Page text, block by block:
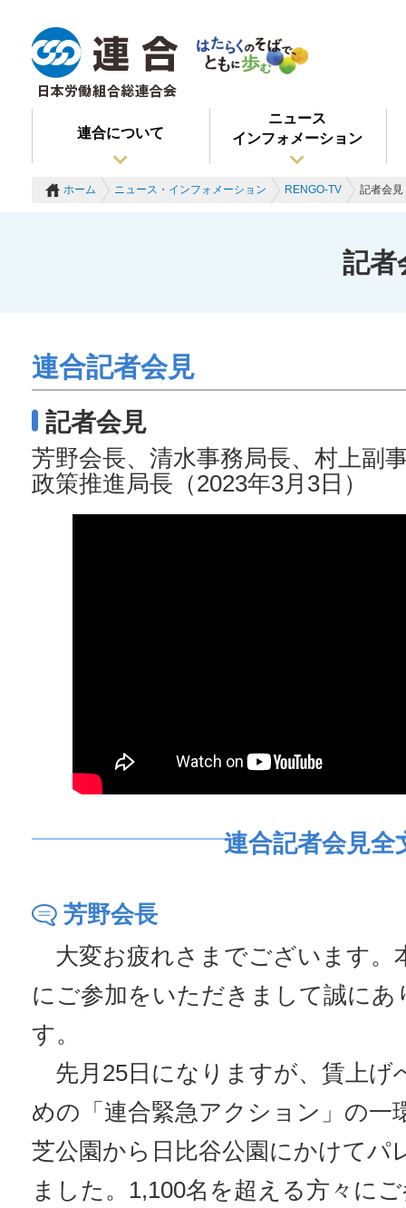
連合について
ニュース
インフォメーション
ホーム ニュース・インフォメーション RENGO-TV 記者会
記
連合記者会見
記者会見
芳野会長、清水事務局長、村上副
政策推進局長（2023年3月3日）
連合記者会見全
芳野会長
大変お疲れさまでございます。
にご参加をいただきまして誠に
す。
先月25日になりますが、賃上げ
めの「連合緊急アクション」の一
芝公園から日比谷公園にかけてパ
ました。1,100名を超える方々に